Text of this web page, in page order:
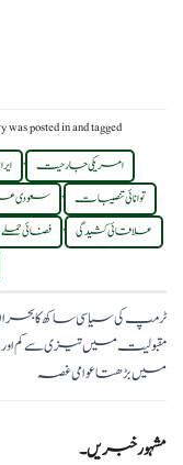
was posted inand tagged
امریکی جارحیت ,
توانائی تنصیبات ,
علاقائی کشیدگی , فضائی حملے
ٹرمپ کی سیاسی ساکھ کا
مقبولیت میں تیزی سے کم
میں بڑھتا عوامی غصہ
مشہور خبریں۔